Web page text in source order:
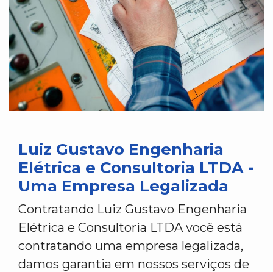
Luiz Gustavo Engenharia
Elétrica e Consultoria LTDA -
Uma Empresa Legalizada
Contratando Luiz Gustavo Engenharia
Elétrica e Consultoria LTDA você está
contratando uma empresa legalizada,
damos garantia em nossos serviços de